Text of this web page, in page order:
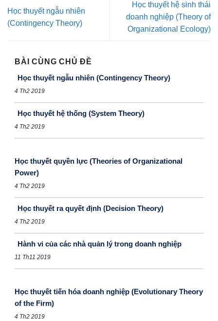
Học thuyết ngẫu nhiên
(Contingency Theory)
Học thuyết hệ sinh thái
doanh nghiệp (Theory of
Organizational Ecology)
BÀI CÙNG CHỦ ĐỀ
Học thuyết ngẫu nhiên (Contingency Theory)
4 Th2 2019
Học thuyết hệ thống (System Theory)
4 Th2 2019
Học thuyết quyền lực (Theories of Organizational
Power)
4 Th2 2019
Học thuyết ra quyết định (Decision Theory)
4 Th2 2019
Hành vi của các nhà quản lý trong doanh nghiệp
11 Th11 2019
Học thuyết tiến hóa doanh nghiệp (Evolutionary Theory
of the Firm)
4 Th2 2019